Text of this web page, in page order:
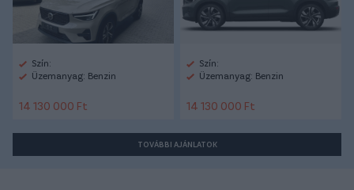
Szín:
Üzemanyag: Benzin
14 130 000 Ft
Szín:
Üzemanyag: Benzin
14 130 000 Ft
TOVÁBBI AJÁNLATOK